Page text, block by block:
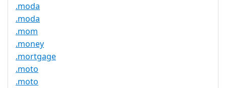
.moda
.moda
.mom
.money
.mortgage
.moto
.moto